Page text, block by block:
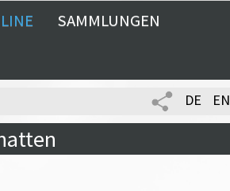
SAMMLUNGEN
DE EN